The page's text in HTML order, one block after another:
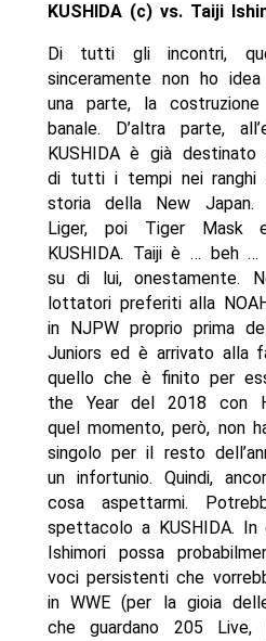
KUSHIDA (c) vs. Taiji
Di tutti gli incontri,
sinceramente non ho
una parte, la
banale. D’altra parte,
KUSHIDA è già
di tutti i tempi nei ranghi
storia della New Japan.
Liger, poi Tiger Mask
KUSHIDA. Taiji è … beh
su di lui, onestamente.
lottatori preferiti alla
in NJPW proprio prima
Juniors ed è arrivato alla
quello che è finito per
the Year del 2018 con
quel momento, però, non
singolo per il resto
un infortunio. Quindi,
cosa aspettarmi.
spettacolo a KUSHIDA. In
Ishimori possa
voci persistenti che
in WWE (per la gioia
che guardano 205 Live,